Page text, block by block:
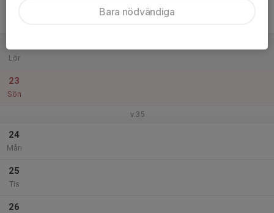
Lör
23
Sön
v.35
24
Mån
25
Tis
26
Bara nödvändiga